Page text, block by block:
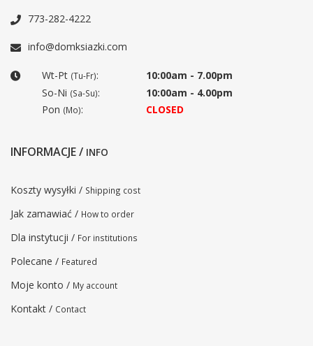
773-282-4222
info@domksiazki.com
Wt-Pt (Tu-Fr):
10:00am - 7.00pm
So-Ni (Sa-Su):
10:00am - 4.00pm
Pon (Mo): CLOSED
INFORMACJE / INFO
Koszty wysyłki / Shipping cost
Jak zamawiać / How to order
Dla instytucji / For institutions
Polecane / Featured
Moje konto / My account
Kontakt / Contact